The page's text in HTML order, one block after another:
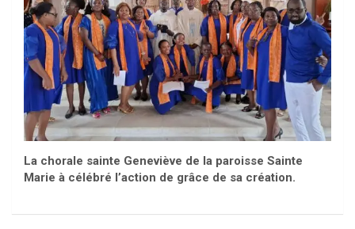
La chorale sainte Geneviève de la paroisse Sainte
Marie à célébré l’action de grâce de sa création.